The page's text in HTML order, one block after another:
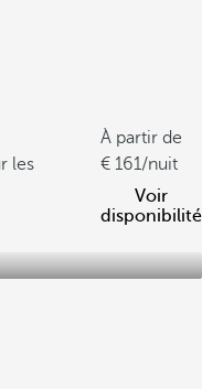
les
À partir de
161/nuit
Voir
disponibilité